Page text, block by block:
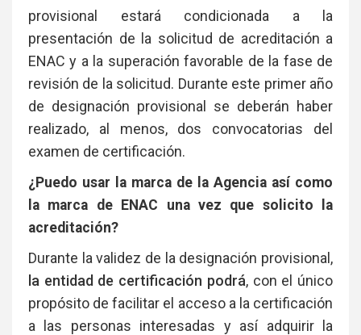
provisional estará condicionada a la
presentación de la solicitud de acreditación a
ENAC y a la superación favorable de la fase de
revisión de la solicitud. Durante este primer año
de designación provisional se deberán haber
realizado, al menos, dos convocatorias del
examen de certificación.
¿Puedo usar la marca de la Agencia así como
la marca de ENAC una vez que solicito la
acreditación?
Durante la validez de la designación provisional,
la entidad de certificación podrá, con el único
propósito de facilitar el acceso a la certificación
a las personas interesadas y así adquirir la